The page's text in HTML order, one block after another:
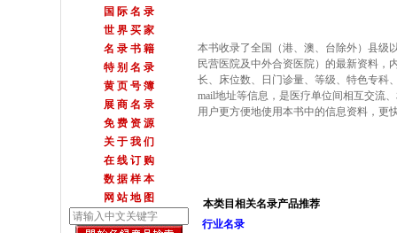
国 际 名 录
世 界 买 家
名 录 书 籍
特 别 名 录
黄 页 号 簿
展 商 名 录
免 费 资 源
关 于 我 们
在 线 订 购
数 据 样 本
网 站 地 图
本书收录了全国（港、澳、台除外）县级
民营医院及中外合资医院）的最新资料，
长、床位数、日门诊量、等级、特色专科
mail地址等信息，是医疗单位间相互交流
用户更方便地使用本书中的信息资料，更
本类目相关名录产品推荐
行业名录